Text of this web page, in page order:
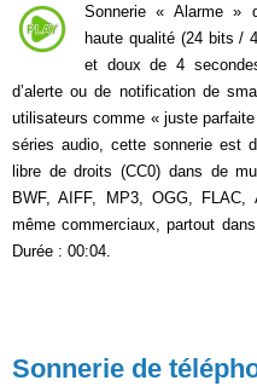
Sonnerie « Alarme »
haute qualité (24 bits /
et doux de 4
d’alerte ou de notification de
utilisateurs comme « juste
séries audio, cette sonnerie est
libre de droits (CC0) dans de
BWF, AIFF, MP3, OGG,
même commerciaux, partout
Durée : 00:04.
Sonnerie de